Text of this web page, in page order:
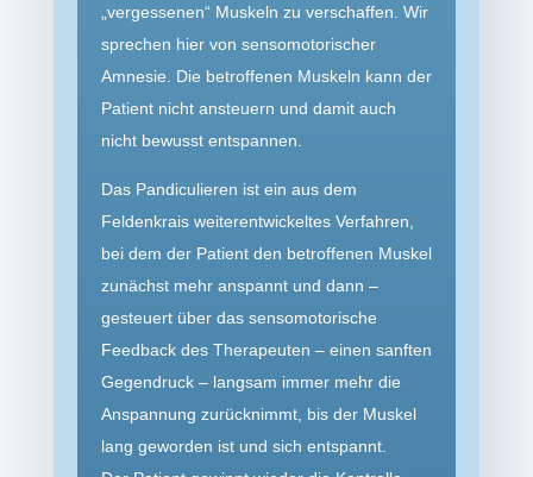
„vergessenen“ Muskeln zu verschaffen. Wir
sprechen hier von sensomotorischer
Amnesie. Die betroffenen Muskeln kann der
Patient nicht ansteuern und damit auch
nicht bewusst entspannen.
Das Pandiculieren ist ein aus dem
Feldenkrais weiterent­wickeltes Verfahren,
bei dem der Patient den betroffenen Muskel
zunächst mehr anspannt und dann –
gesteuert über das sensomo­torische
Feedback des Therapeuten – einen sanften
Gegendruck – langsam immer mehr die
Anspannung zurücknimmt, bis der Muskel
lang geworden ist und sich entspannt.